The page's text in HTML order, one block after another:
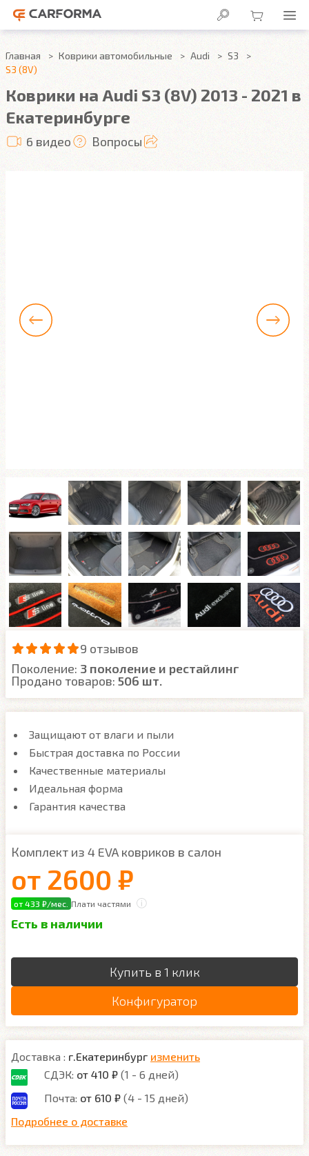
Главная Коврики автомобильные Audi
S3
S3 (8V)
Коврики на Audi S3 (8V) 2013 - 2021 в
Екатеринбурге
6 видео Вопросы
9 отзывов
Поколение: 3 поколение и рестайлинг
Продано товаров: 506 шт.
Защищают от влаги и пыли
Быстрая доставка по России
Качественные материалы
Идеальная форма
Гарантия качества
Комплект из 4 EVA ковриков в салон
от 2600 ₽
от 433 ₽/мес. Плати частями
Есть в наличии
Купить в 1 клик
Конфигуратор
Доставка : г.Екатеринбург изменить
СДЭК: от 410 ₽ (1 - 6 дней)
Почта: от 610 ₽ (4 - 15 дней)
Подробнее о доставке